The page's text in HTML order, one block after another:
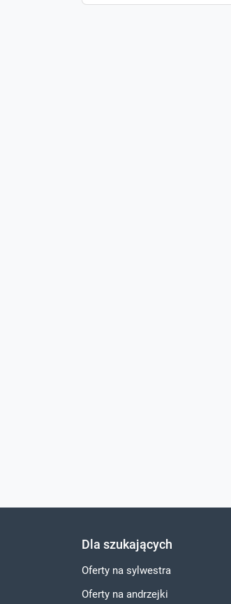
Dla szukających
Oferty na sylwestra
Oferty na andrzejki